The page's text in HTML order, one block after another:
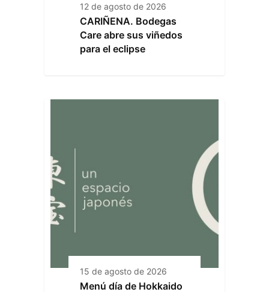
12 de agosto de 2026
CARIÑENA. Bodegas
Care abre sus viñedos
para el eclipse
15 de agosto de 2026
Menú día de Hokkaido